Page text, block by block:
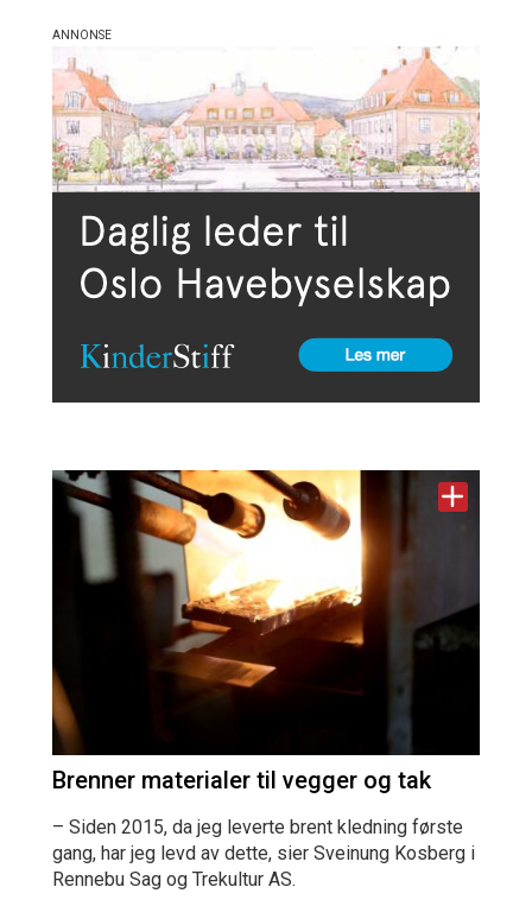
Brenner materialer til vegger og tak
– Siden 2015, da jeg leverte brent kledning første
gang, har jeg levd av dette, sier Sveinung Kosberg i
Rennebu Sag og Trekultur AS.